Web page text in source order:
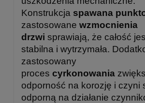
Konstrukcja spawana
zastosowane wzmocnienia
drzwi sprawiają, że całość
stabilna i wytrzymała.
zastosowany
proces cyrkonowania
odporność na korozję i czyni
odporną na działanie